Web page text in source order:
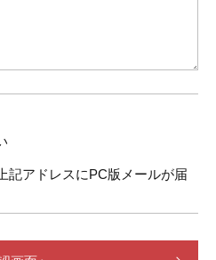
記アドレスにPC版メールが届